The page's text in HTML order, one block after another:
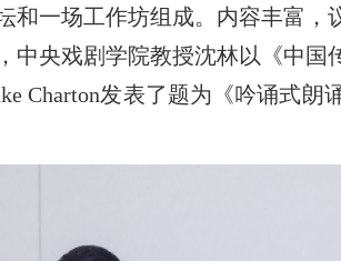
和一场工作坊组成。内容丰富
中央戏剧学院教授沈林以《中
Charton发表了题为《吟诵式